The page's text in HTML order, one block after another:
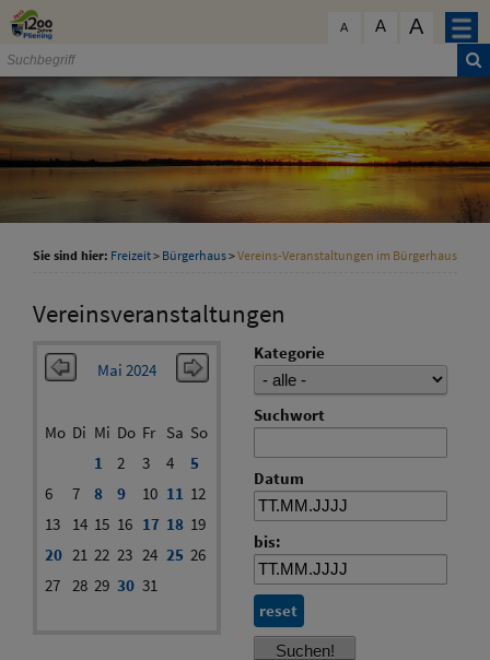
Zum Inhalt
A A A
Sie sind hier: Freizeit> Bürgerhaus>Vereins-Veranstaltungen im Bürgerhaus
Vereinsveranstaltungen
Mai 2024
Mo Di Mi Do Fr Sa So
1
2 3 4
5
6
7 8 9 10 11 12
13
14 15 16 17 18 19
20 21 22 23 24 25 26
27 28 29 30 31
Kategorie
Suchwort
Datum
bis:
reset
schließen